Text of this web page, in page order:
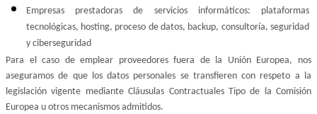
Empresas prestadoras de servicios informáticos: plataformas
tecnológicas, hosting, proceso de datos, backup, consultoría, seguridad
y ciberseguridad
Para el caso de emplear proveedores fuera de la Unión Europea, nos
aseguramos de que los datos personales se transfieren con respeto a la
legislación vigente mediante Cláusulas Contractuales Tipo de la Comisión
Europea u otros mecanismos admitidos.